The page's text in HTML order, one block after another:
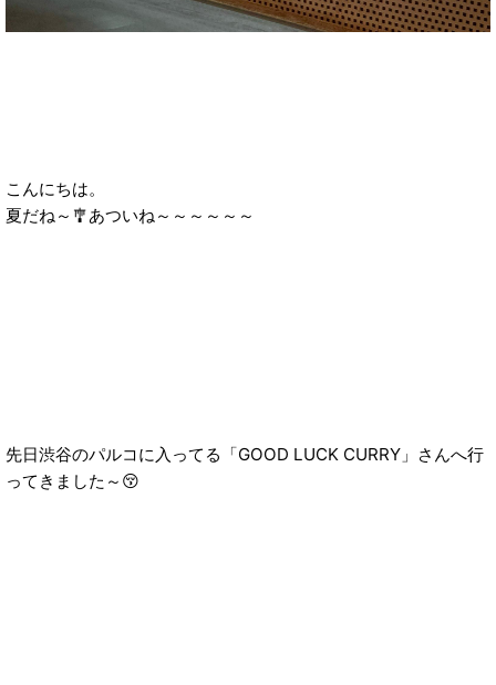
こんにちは。
夏だね～🎐あついね～～～～～～
先日渋谷のパルコに入ってる「GOOD LUCK CURRY」さんへ行
ってきました～😚